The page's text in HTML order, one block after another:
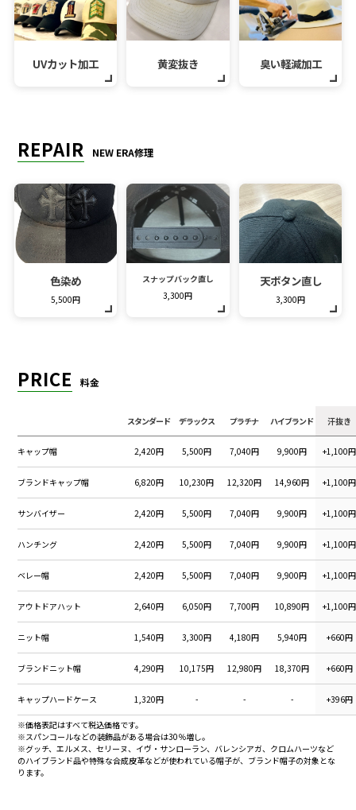
UVカット加工 黄変抜き 臭い軽減加工
REPAIR NEW ERA修理
色染め
5,500円
スナップバック直し
3,300円
天ボタン直し
3,300円
PRICE 料金
スタンダード デラックス プラチナ ハイブランド 汗抜き
キャップ帽 2,420円 5,500円 7,040円 9,900円 +1,100円
ブランドキャップ帽 6,820円 10,230円 12,320円 14,960円 +1,100円
サンバイザー 2,420円 5,500円 7,040円 9,900円 +1,100円
ハンチング 2,420円 5,500円 7,040円 9,900円 +1,100円
ベレー帽 2,420円 5,500円 7,040円 9,900円 +1,100円
アウトドアハット 2,640円 6,050円 7,700円 10,890円 +1,100円
ニット帽 1,540円 3,300円 4,180円 5,940円 +660円
ブランドニット帽 4,290円 10,175円 12,980円 18,370円 +660円
キャップハードケース 1,320円 - - - +396円
※価格表記はすべて税込価格です。
※スパンコールなどの装飾品がある場合は30％増し。
※グッチ、エルメス、セリーヌ、イヴ・サンローラン、バレンシアガ、クロムハーツなど
のハイブランド品や特殊な合成皮革などが使われている帽子が、ブランド帽子の対象とな
ります。